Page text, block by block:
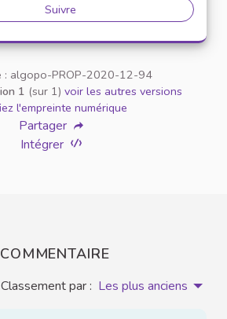
Suivre Création d'un département
: algopo-PROP-2020-12-94
1 (sur 1) voir les autres versions
l'empreinte numérique
Partager
Intégrer
Classement par : Les plus anciens